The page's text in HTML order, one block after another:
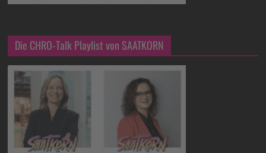
Die CHRO-Talk Playlist von SAATKORN